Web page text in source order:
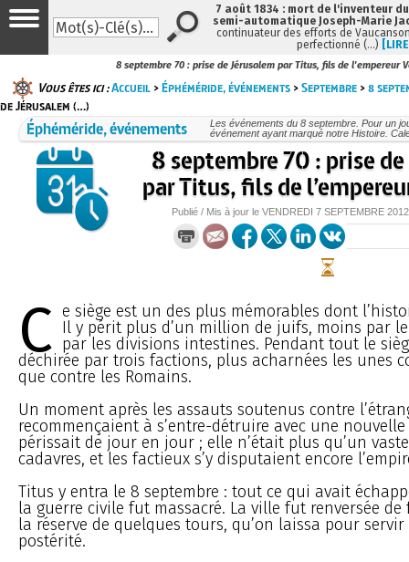
8 septembre 70 : prise de Jérusalem par Titus, fils de l'empereur
Vous êtes ici :Accueil >Éphéméride, événements >Septembre >8
de Jérusalem (…)
Éphéméride, événements
Les événements du 8 septembre. Pour un
événement ayant marqué notre Histoire.
8 septembre 70 : prise
par Titus, fils de
Publié / Mis à jour le VENDREDI 7 SEPTEMBRE 2012
C e siège est un des plus mémorables dont
Il y périt plus d’un million de juifs, moins par
par les divisions intestines. Pendant tout le
déchirée par trois factions, plus acharnées les unes
que contre les Romains.
Un moment après les assauts soutenus contre
recommençaient à s’entre-détruire avec une
périssait de jour en jour ; elle n’était plus qu’un
cadavres, et les factieux s’y disputaient encore
Titus y entra le 8 septembre : tout ce qui avait
la guerre civile fut massacré. La ville fut renversée
la réserve de quelques tours, qu’on laissa pour
postérité.
7 août 1834 : mort de l'inventeur
semi-automatique Joseph-Marie
continuateur des efforts de
perfectionné (…)